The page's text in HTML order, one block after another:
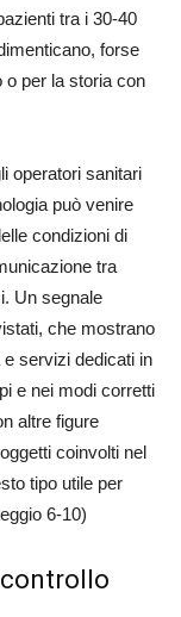
tra i 30-40
forse
o per la storia con
operatori sanitari
può venire
condizioni di
tra
Un segnale
che mostrano
e servizi dedicati in
e nei modi corretti
altre figure
coinvolti nel
tipo utile per
6-10)